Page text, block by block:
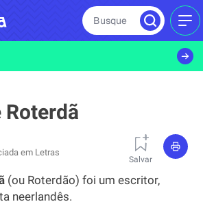
Busque
Roterdã
em Letras
Salvar
(ou Roterdão) foi um escritor,
neerlandês.